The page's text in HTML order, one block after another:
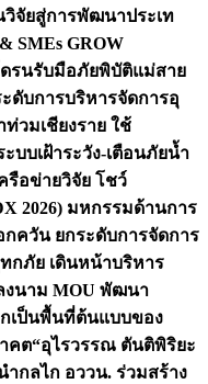
จัยสู่การพัฒนาประเท
SMEs GROW
ดรนรับมือภัยพิบัติแม่สาย
ดับการบริหารจัดการอุ
ท่วมเชียงราย ใช้
บบเฝ้าระวัง-เตือนภัยน้ำ
รือข่ายวิจัย โชว์
2026) มหกรรมด้านการ
ควัน ยกระดับการจัดการ
กภัย เดินหน้าบริหาร
งนาม MOU พัฒนา
เป็นพื้นที่ต้นแบบของ
คต“อุไรวรรณ ตันติพิริยะ
กลไก อววน. ร่วมสร้าง